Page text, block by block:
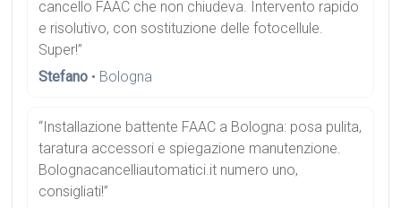
cancello FAAC che non chiudeva. Intervento rapido
e risolutivo, con sostituzione delle fotocellule.
Super!”
Stefano • Bologna
“Installazione battente FAAC a Bologna: posa pulita,
taratura accessori e spiegazione manutenzione.
Bolognacancelliautomatici.it numero uno,
consigliati!”